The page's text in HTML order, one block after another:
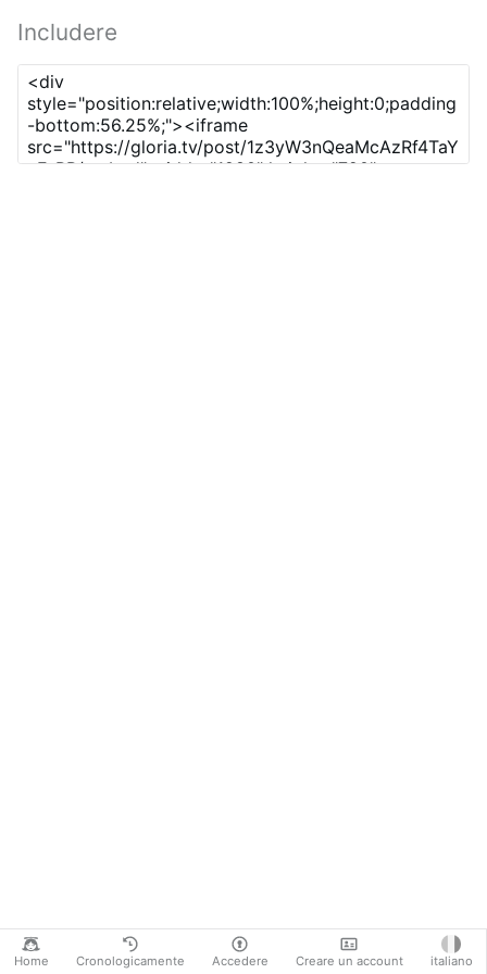
Home Cronologicamente Accedere Creare un account italiano
Includere